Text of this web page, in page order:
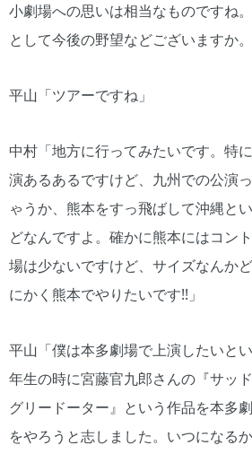
小劇場への思いは相当なものですね
として今後の野望などございますか。
平山「ツアーですね」
中村「地方に行ってみたいです。特
演あるあるですけど、九州での公演
ゃうか、熊本をすっ飛ばして沖縄と
どなんですよ。確かに熊本にはコン
場は少ないですけど、サイズなんか
にかく熊本でやりたいです!!」
平山「僕は本多劇場で上演したいと
年生の時に宮藤官九郎さんの『サッ
グリードーター』という作品を本多
をやろうと志しました。いつになる